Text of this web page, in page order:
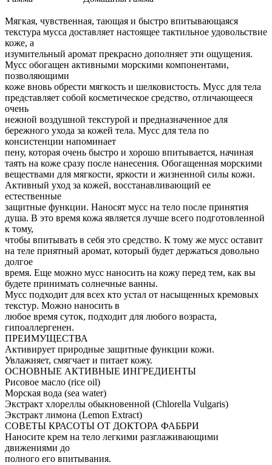
Мягкая, чувственная, тающая и быстро впитывающаяся
текстура мусса доставляет настоящее тактильное удовольствие
коже, а
изумительный аромат прекрасно дополняет эти ощущения.
Мусс обогащен активными морскими компонентами,
позволяющими
коже вновь обрести мягкость и шелковистость. Мусс для тела
представляет собой косметическое средство, отличающееся
очень
нежной воздушной текстурой и предназначенное для
бережного ухода за кожей тела. Мусс для тела по
консистенции напоминает
пену, которая очень быстро и хорошо впитывается, начиная
таять на коже сразу после нанесения. Обогащенная морскими
веществами для мягкости, яркости и жизненной силы кожи.
Активный уход за кожей, восстанавливающий ее
естественные
защитные функции. Наносят мусс на тело после принятия
душа. В это время кожа является лучше всего подготовленной
к тому,
чтобы впитывать в себя это средство. К тому же мусс оставит
на теле приятный аромат, который будет держаться довольно
долгое
время. Еще можно мусс наносить на кожу перед тем, как вы
будете принимать солнечные ванны.
Мусс подходит для всех кто устал от насыщенных кремовых
текстур. Можно наносить в
любое время суток, подходит для любого возраста,
гипоаллергенен.
ПРЕИМУЩЕСТВА
Активирует природные защитные функции кожи.
Увлажняет, смягчает и питает кожу.
ОСНОВНЫЕ АКТИВНЫЕ ИНГРЕДИЕНТЫ
Рисовое масло (rice oil)
Морская вода (sea water)
Экстракт хлореллы обыкновенной (Chlorella Vulgaris)
Экстракт лимона (Lemon Extract)
СОВЕТЫ КРАСОТЫ ОТ ДОКТОРА ФАББРИ
Наносите крем на тело легкими разглаживающими
движениями до
полного его впитывания.